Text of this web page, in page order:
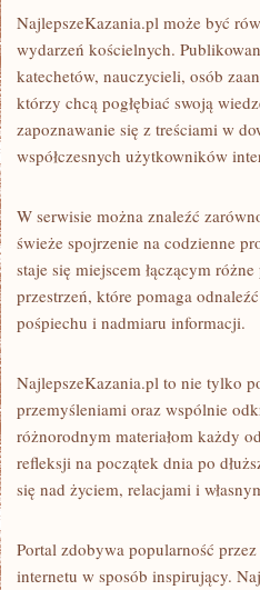
NajlepszeKazania.pl może być
wydarzeń kościelnych.
katechetów, nauczycieli, osób
którzy chcą pogłębiać swoją
zapoznawanie się z treściami w
współczesnych użytkowników
W serwisie można znaleźć
świeże spojrzenie na codzienne
staje się miejscem łączącym
przestrzeń, które pomaga
pośpiechu i nadmiaru informacji.
NajlepszeKazania.pl to nie tylko
przemyśleniami oraz wspólnie
różnorodnym materiałom każdy
refleksji na początek dnia po
się nad życiem, relacjami i
Portal zdobywa popularność
internetu w sposób inspirujący.